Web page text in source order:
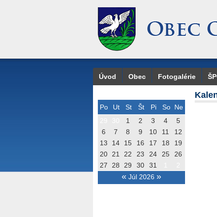
Úvod Obec Fotogalérie
Po Ut St Št Pi So Ne
« Júl 2026 »
1 2 3 4
5
6
7 8 9 10 11
12
13
14 15 16 17 18
19
20
21 22 23 24 25
26
27
28 29 30 31